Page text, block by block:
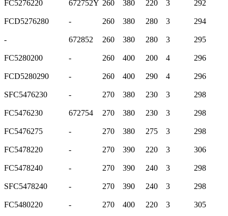
FC5276220 672752Y 260 380 220 3 292
FCD5276280 - 260 380 280 3 294
- 672852 260 380 280 3 295
FC5280200 - 260 400 200 4 296
FCD5280290 - 260 400 290 4 296
SFC5476230 - 270 380 230 3 298
FC5476230 672754 270 380 230 3 298
FC5476275 - 270 380 275 3 298
FC5478220 - 270 390 220 3 306
FC5478240 - 270 390 240 3 298
SFC5478240 - 270 390 240 3 298
FC5480220 - 270 400 220 3 305